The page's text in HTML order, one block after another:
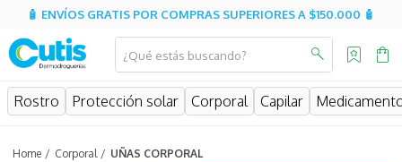
🧴 ENVÍOS GRATIS POR COMPRAS SUPERIORES A $150.000 🧴
¿Qué estás buscando?
Rostro Protección solar Corporal Capilar
Corporal UÑAS CORPORAL
MÁS BUSCADOS